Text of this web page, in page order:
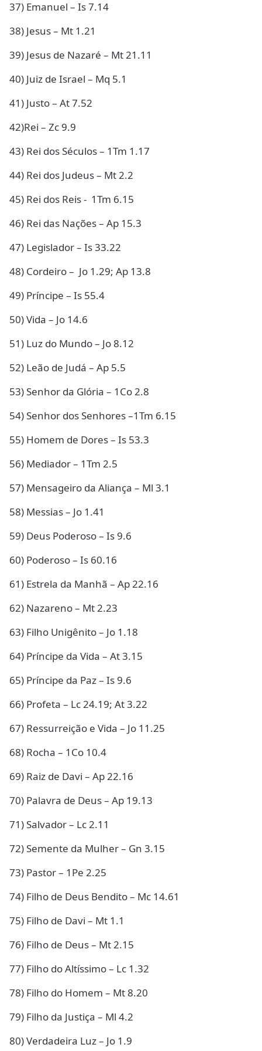
37) Emanuel – Is 7.14
38) Jesus – Mt 1.21
39) Jesus de Nazaré – Mt 21.11
40) Juiz de Israel – Mq 5.1
41) Justo – At 7.52
42)Rei – Zc 9.9
43) Rei dos Séculos – 1Tm 1.17
44) Rei dos Judeus – Mt 2.2
45) Rei dos Reis - 1Tm 6.15
46) Rei das Nações – Ap 15.3
47) Legislador – Is 33.22
48) Cordeiro – Jo 1.29; Ap 13.8
49) Príncipe – Is 55.4
50) Vida – Jo 14.6
51) Luz do Mundo – Jo 8.12
52) Leão de Judá – Ap 5.5
53) Senhor da Glória – 1Co 2.8
54) Senhor dos Senhores –1Tm 6.15
55) Homem de Dores – Is 53.3
56) Mediador – 1Tm 2.5
57) Mensageiro da Aliança – Ml 3.1
58) Messias – Jo 1.41
59) Deus Poderoso – Is 9.6
60) Poderoso – Is 60.16
61) Estrela da Manhã – Ap 22.16
62) Nazareno – Mt 2.23
63) Filho Unigênito – Jo 1.18
64) Príncipe da Vida – At 3.15
65) Príncipe da Paz – Is 9.6
66) Profeta – Lc 24.19; At 3.22
67) Ressurreição e Vida – Jo 11.25
68) Rocha – 1Co 10.4
69) Raiz de Davi – Ap 22.16
70) Palavra de Deus – Ap 19.13
71) Salvador – Lc 2.11
72) Semente da Mulher – Gn 3.15
73) Pastor – 1Pe 2.25
74) Filho de Deus Bendito – Mc 14.61
75) Filho de Davi – Mt 1.1
76) Filho de Deus – Mt 2.15
77) Filho do Altíssimo – Lc 1.32
78) Filho do Homem – Mt 8.20
79) Filho da Justiça – Ml 4.2
80) Verdadeira Luz – Jo 1.9